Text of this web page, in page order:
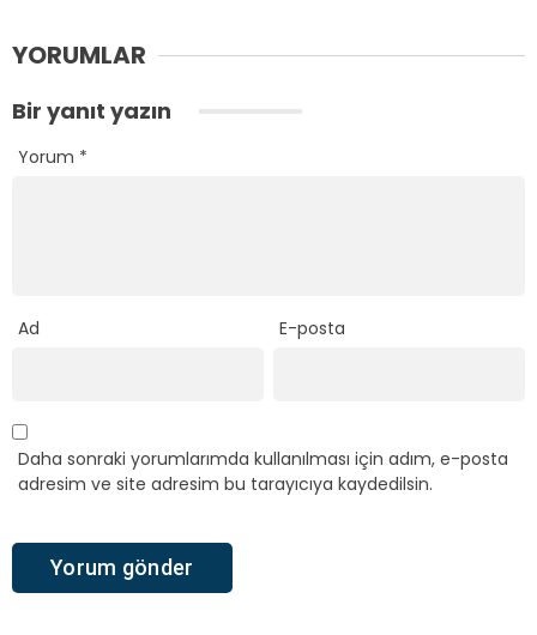
YORUMLAR
Bir yanıt yazın
Yorum *
Ad E-posta
Daha sonraki yorumlarımda kullanılması için adım, e-posta
adresim ve site adresim bu tarayıcıya kaydedilsin.